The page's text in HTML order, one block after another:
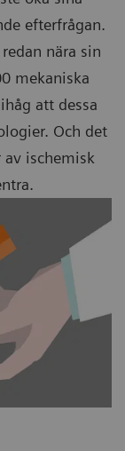
efterfrågan.
nära sin
mekaniska
att dessa
Och det
ischemisk